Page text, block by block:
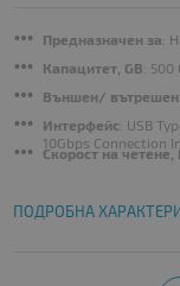
Предназначен за:
Капацитет, GB: 500
Външен/ вътрешен
Интерфейс: USB
10Gbps Connection
Скорост на
ПОДРОБНА